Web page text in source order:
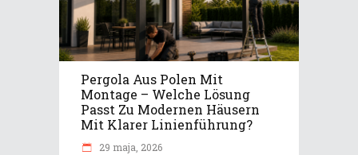
Pergola Aus Polen Mit
Montage – Welche Lösung
Passt Zu Modernen Häusern
Mit Klarer Linienführung?
29 maja, 2026